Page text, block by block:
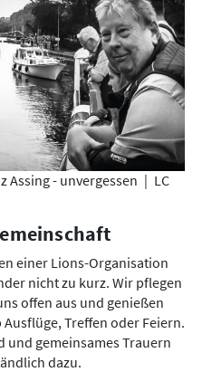
Assing - unvergessen | LC
einer Lions-Organisation
nicht zu kurz. Wir pflegen
offen aus und genießen
Treffen oder Feiern.
und gemeinsames Trauern
dazu.